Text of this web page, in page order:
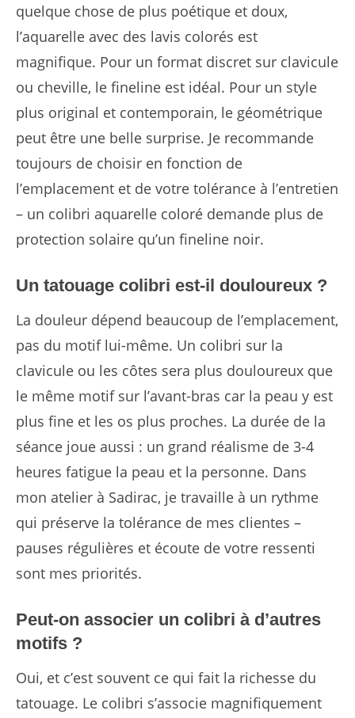
quelque chose de plus poétique et doux,
l’aquarelle avec des lavis colorés est
magnifique. Pour un format discret sur clavicule
ou cheville, le fineline est idéal. Pour un style
plus original et contemporain, le géométrique
peut être une belle surprise. Je recommande
toujours de choisir en fonction de
l’emplacement et de votre tolérance à l’entretien
– un colibri aquarelle coloré demande plus de
protection solaire qu’un fineline noir.
Un tatouage colibri est-il douloureux ?
La douleur dépend beaucoup de l’emplacement,
pas du motif lui-même. Un colibri sur la
clavicule ou les côtes sera plus douloureux que
le même motif sur l’avant-bras car la peau y est
plus fine et les os plus proches. La durée de la
séance joue aussi : un grand réalisme de 3-4
heures fatigue la peau et la personne. Dans
mon atelier à Sadirac, je travaille à un rythme
qui préserve la tolérance de mes clientes –
pauses régulières et écoute de votre ressenti
sont mes priorités.
Peut-on associer un colibri à d’autres
motifs ?
Oui, et c’est souvent ce qui fait la richesse du
tatouage. Le colibri s’associe magnifiquement